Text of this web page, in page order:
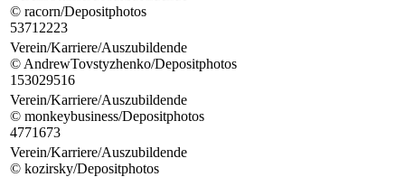
© racorn/Depositphotos
53712223
Verein/Karriere/Auszubildende
© AndrewTovstyzhenko/Depositphotos
153029516
Verein/Karriere/Auszubildende
© monkeybusiness/Depositphotos
4771673
Verein/Karriere/Auszubildende
© kozirsky/Depositphotos